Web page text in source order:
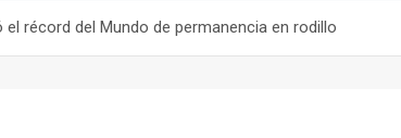
el récord del Mundo de permanencia en rodillo